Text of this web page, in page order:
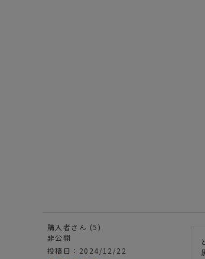
購入者
5
非公開
投稿日
2024/12/22